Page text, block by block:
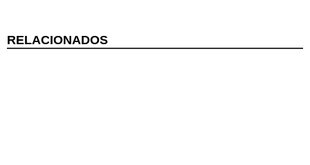
Negócios na
RELACIONADOS